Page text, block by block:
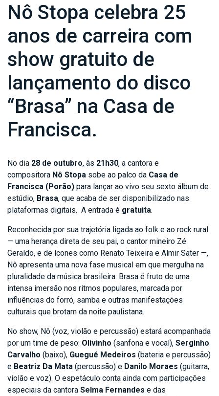
Nô Stopa celebra 25
anos de carreira com
show gratuito de
lançamento do disco
“Brasa” na Casa de
Francisca.
No dia 28 de outubro, às 21h30, a cantora e
compositora Nô Stopa sobe ao palco da Casa de
Francisca (Porão) para lançar ao vivo seu sexto álbum de
estúdio, Brasa, que acaba de ser disponibilizado nas
plataformas digitais. A entrada é gratuita.
Reconhecida por sua trajetória ligada ao folk e ao rock rural
— uma herança direta de seu pai, o cantor mineiro Zé
Geraldo, e de ícones como Renato Teixeira e Almir Sater —,
Nô apresenta uma nova fase musical em que mergulha na
pluralidade da música brasileira. Brasa é fruto de uma
intensa imersão nos ritmos populares, marcada por
influências do forró, samba e outras manifestações
culturais que brotam da noite paulistana.
No show, Nô (voz, violão e percussão) estará acompanhada
por um time de peso: Olivinho (sanfona e vocal), Serginho
Carvalho (baixo), Guegué Medeiros (bateria e percussão)
e Beatriz Da Mata (percussão) e Danilo Moraes (guitarra,
violão e voz). O espetáculo conta ainda com participações
especiais da cantora Selma Fernandes e das